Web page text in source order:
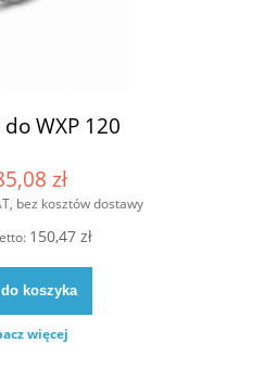
WXP 120
zł
bez kosztów dostawy
150,47 zł
do koszyka
więcej